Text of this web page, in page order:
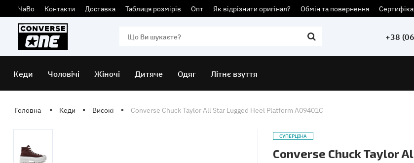
ЧаВо Контакти Доставка Таблиця розмірів Опт Як відрізнити оригінал? Обмін та повернення
+38
Кеди Чоловічі Жіночі Дитяче Одяг Літнє взуття
Головна Кеди Високі Converse Chuck Taylor All Star Lugged Heel Platform A09401C
СУПЕРЦІНА
Converse Chuck Taylor